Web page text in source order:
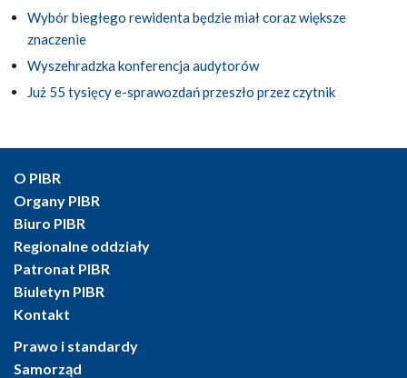
Wybór biegłego rewidenta będzie miał coraz większe
znaczenie
Wyszehradzka konferencja audytorów
Już 55 tysięcy e-sprawozdań przeszło przez czytnik
O PIBR
Organy PIBR
Biuro PIBR
Regionalne oddziały
Patronat PIBR
Biuletyn PIBR
Kontakt
Prawo i standardy
Samorząd